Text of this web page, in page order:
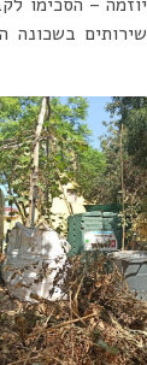
בשכונה